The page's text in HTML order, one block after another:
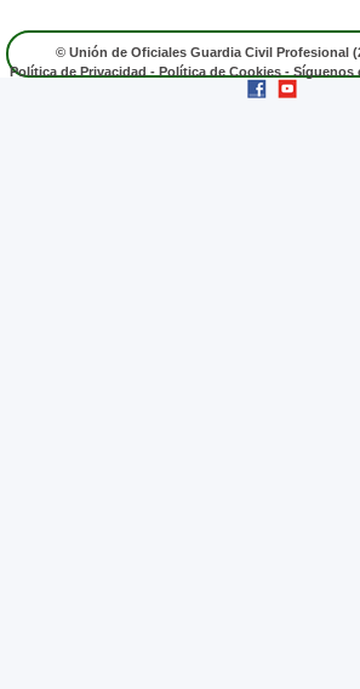
© Unión de Oficiales Guardia Civil Profesional
Política de Privacidad - Política de Cookies - Síguenos